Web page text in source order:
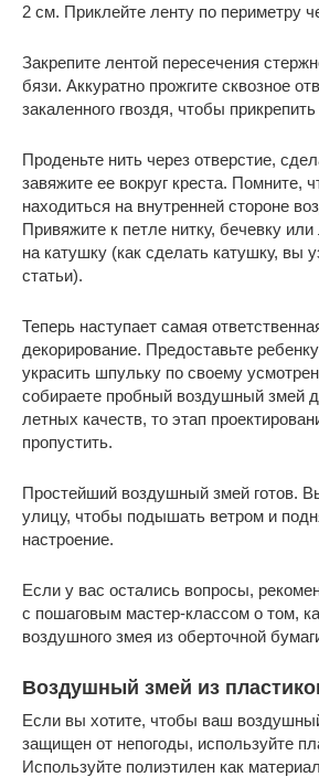
2 см. Приклейте ленту по периметру
Закрепите лентой пересечения
бязи. Аккуратно прожгите сквозное
закаленного гвоздя, чтобы
Проденьте нить через отверстие,
завяжите ее вокруг креста. Помните,
находиться на внутренней стороне
Привяжите к петле нитку, бечевку
на катушку (как сделать катушку, вы
статьи).
Теперь наступает самая
декорирование. Предоставьте
украсить шпульку по своему
собираете пробный воздушный змей
летных качеств, то этап
пропустить.
Простейший воздушный змей готов.
улицу, чтобы подышать ветром и
настроение.
Если у вас остались вопросы,
с пошаговым мастер-классом о том,
воздушного змея из оберточной
Воздушный змей из
Если вы хотите, чтобы ваш
защищен от непогоды, используйте
Используйте полиэтилен как